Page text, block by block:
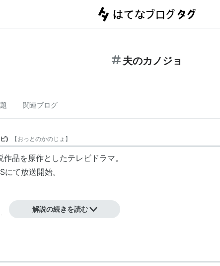
夫のカノジョ
関連ブログ
) 【おっとのかのじょ 】
品を原作としたテレビドラマ。
て放送開始。
ノジョ』（双葉文庫）
」
解説の続きを読む